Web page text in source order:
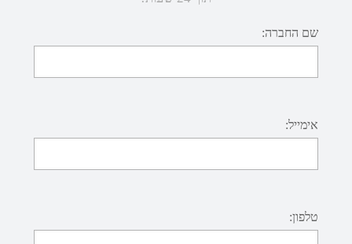
שם החברה:
אימייל:
טלפון: